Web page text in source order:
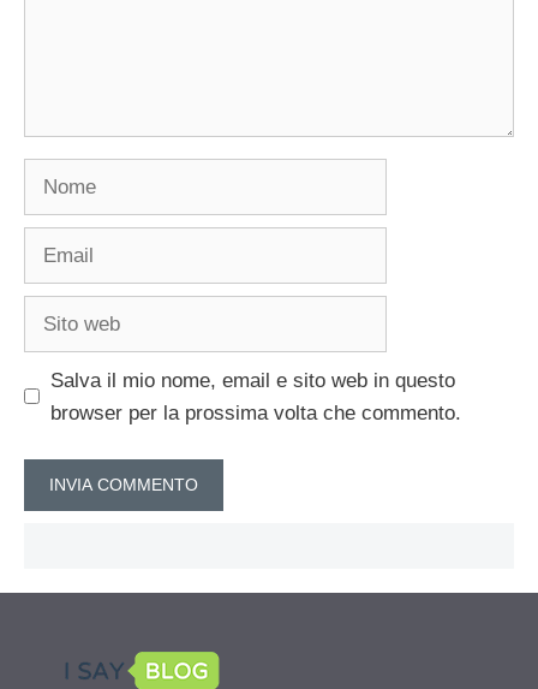
Nome
Email
Sito
Salva il mio nome, email e sito web in questo
browser per la prossima volta che commento.